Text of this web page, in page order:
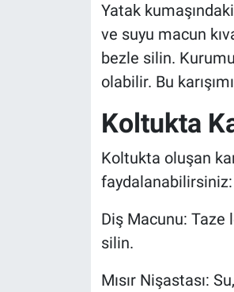
Yatak
ve suyu macun
bezle silin.
olabilir. Bu
Koltukta
Koltukta oluşan
faydalanabilirsiniz:
Diş Macunu:
silin.
Mısır Nişastası: